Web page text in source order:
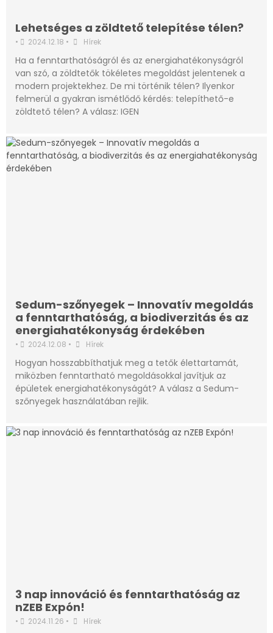
Lehetséges a zöldtető telepítése télen?
• 2024.12.18 • Hírek
Ha a fenntarthatóságról és az energiahatékonyságról
van szó, a zöldtetők tökéletes megoldást jelentenek a
modern projektekhez. De mi történik télen? Ilyenkor
felmerül a gyakran ismétlődő kérdés: telepíthető-e
zöldtető télen? A válasz: IGEN
Sedum-szőnyegek – Innovatív megoldás
a fenntarthatóság, a biodiverzitás és az
energiahatékonyság érdekében
• 2024.12.08 • Hírek
Hogyan hosszabbíthatjuk meg a tetők élettartamát,
miközben fenntartható megoldásokkal javítjuk az
épületek energiahatékonyságát? A válasz a Sedum-
szőnyegek használatában rejlik.
3 nap innováció és fenntarthatóság az
nZEB Expón!
• 2024.11.26 • Hírek